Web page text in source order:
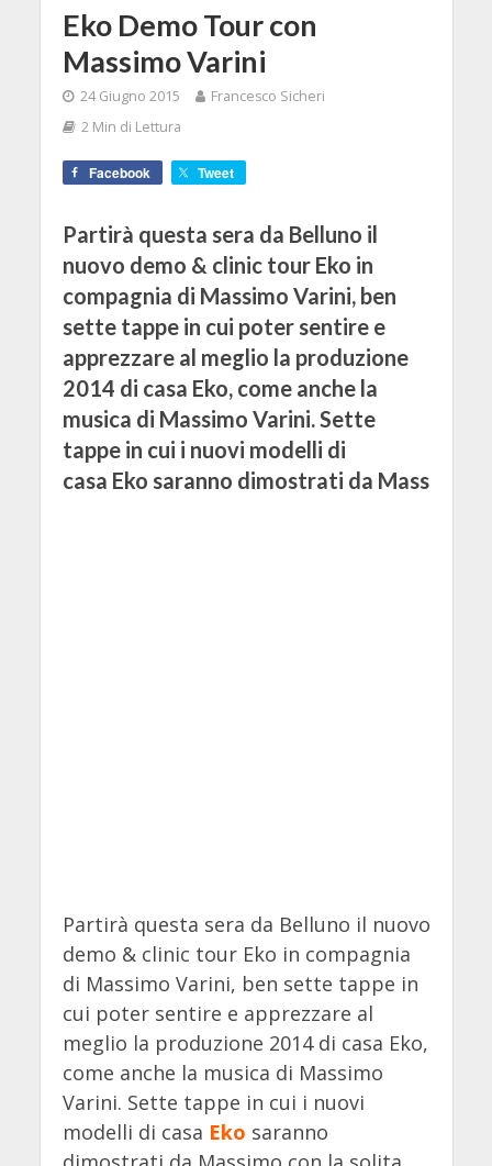
Eko Demo Tour con
Massimo Varini
24 Giugno 2015
Francesco Sicheri
2 Min di Lettura
Facebook Tweet
Partirà questa sera da Belluno il
nuovo demo & clinic tour Eko in
compagnia di Massimo Varini, ben
sette tappe in cui poter sentire e
apprezzare al meglio la produzione
2014 di casa Eko, come anche la
musica di Massimo Varini. Sette
tappe in cui i nuovi modelli di
casa Eko saranno dimostrati da Mass
Partirà questa sera da Belluno il nuovo
demo & clinic tour Eko in compagnia
di Massimo Varini, ben sette tappe in
cui poter sentire e apprezzare al
meglio la produzione 2014 di casa Eko,
come anche la musica di Massimo
Varini. Sette tappe in cui i nuovi
modelli di casa Eko saranno